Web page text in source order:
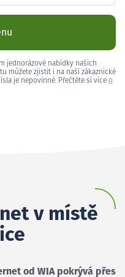
jednorázové nabídky našich
můžete zjistit i na naší zákaznické
je nepovinné. Přečtěte si více o
v místě
od WIA pokrývá přes